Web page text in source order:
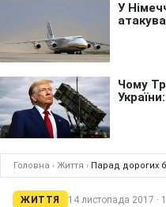
Головна › Життя › Парад дорогих
ЖИТТЯ 14 листопада 2017 ·